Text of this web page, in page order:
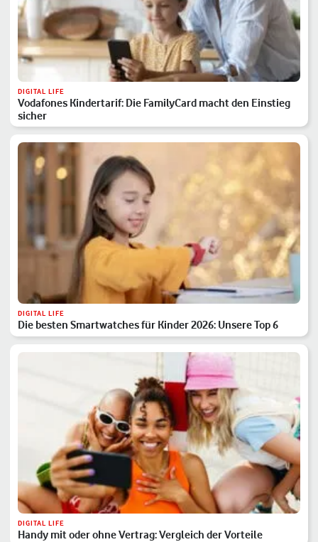
DIGITAL LIFE
Vodafones Kindertarif: Die FamilyCard macht den Einstieg
sicher
DIGITAL LIFE
Die besten Smartwatches für Kinder 2026: Unsere Top 6
DIGITAL LIFE
Handy mit oder ohne Vertrag: Vergleich der Vorteile